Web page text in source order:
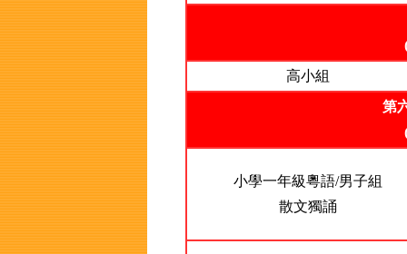
高小組
第
小學一年級粵語/男子組
散文獨誦